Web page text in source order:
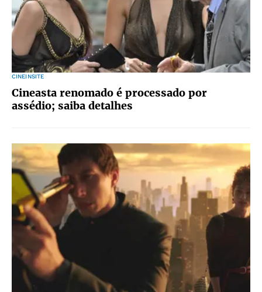
CINEINSITE
Cineasta renomado é processado por
assédio; saiba detalhes